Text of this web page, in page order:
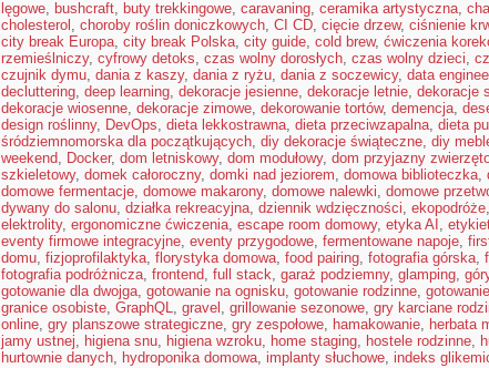
lęgowe, bushcraft, buty trekkingowe, caravaning, ceramika artystyczna,
cholesterol , choroby roślin doniczkowych, CI CD, cięcie drzew, ciśnienie
city break Europa, city break Polska, city guide, cold brew, ćwiczenia
rzemieślniczy, cyfrowy detoks, czas wolny dorosłych, czas wolny dzieci,
czujnik dymu, dania z kaszy, dania z ryżu, dania z soczewicy, data
decluttering, deep learning, dekoracje jesienne, dekoracje letnie, dekoracje
dekoracje wiosenne, dekoracje zimowe, dekorowanie tortów, demencja,
design roślinny, DevOps, dieta lekkostrawna, dieta przeciwzapalna, dieta
śródziemnomorska dla początkujących, diy dekoracje świąteczne, diy
weekend, Docker, dom letniskowy, dom modułowy, dom przyjazny
szkieletowy, domek całoroczny, domki nad jeziorem, domowa biblioteczka,
domowe fermentacje, domowe makarony, domowe nalewki, domowe
dywany do salonu, działka rekreacyjna, dziennik wdzięczności, ekopodróże,
elektrolity, ergonomiczne ćwiczenia, escape room domowy, etyka AI ,
eventy firmowe integracyjne, eventy przygodowe, fermentowane napoje,
domu, fizjoprofilaktyka, florystyka domowa, food pairing, fotografia górska,
fotografia podróżnicza, frontend, full stack, garaż podziemny, glamping,
gotowanie dla dwojga, gotowanie na ognisku, gotowanie rodzinne,
granice osobiste, GraphQL, gravel , grillowanie sezonowe, gry karciane
online, gry planszowe strategiczne, gry zespołowe, hamakowanie, herbata
jamy ustnej, higiena snu, higiena wzroku, home staging, hostele rodzinne,
hurtownie danych, hydroponika domowa, implanty słuchowe, indeks